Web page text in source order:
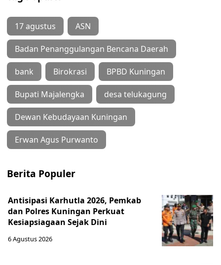
17 agustus ASN
Badan Penanggulangan Bencana Daerah
bank Birokrasi BPBD Kuningan
Bupati Majalengka desa telukagung
Dewan Kebudayaan Kuningan
Erwan Agus Purwanto
Berita Populer
Antisipasi Karhutla 2026, Pemkab
dan Polres Kuningan Perkuat
Kesiapsiagaan Sejak Dini
6 Agustus 2026